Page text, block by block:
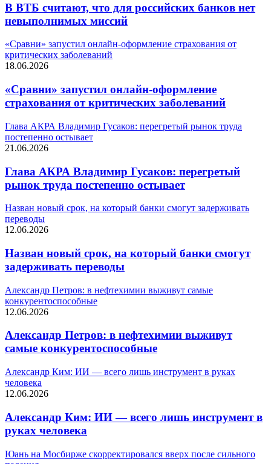
В ВТБ считают, что для российских банков нет
невыполнимых миссий
«Сравни» запустил онлайн-оформление страхования от
критических заболеваний
18.06.2026
«Сравни» запустил онлайн-оформление
страхования от критических заболеваний
Глава АКРА Владимир Гусаков: перегретый рынок труда
постепенно остывает
21.06.2026
Глава АКРА Владимир Гусаков: перегретый
рынок труда постепенно остывает
Назван новый срок, на который банки смогут задерживать
переводы
12.06.2026
Назван новый срок, на который банки смогут
задерживать переводы
Александр Петров: в нефтехимии выживут самые
конкурентоспособные
12.06.2026
Александр Петров: в нефтехимии выживут
самые конкурентоспособные
Александр Ким: ИИ — всего лишь инструмент в руках
человека
12.06.2026
Александр Ким: ИИ — всего лишь инструмент в
руках человека
Юань на Мосбирже скорректировался вверх после сильного